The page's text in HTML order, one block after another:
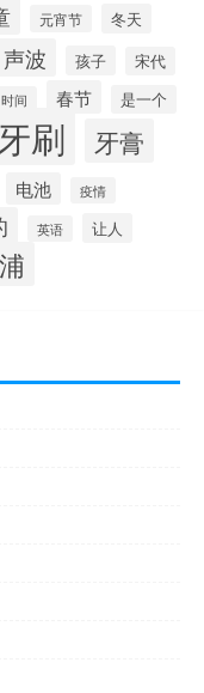
元宵节 冬天
声波 孩子 宋代
时间 春节 是一个
牙刷 牙膏
电池 疫情
英语 让人